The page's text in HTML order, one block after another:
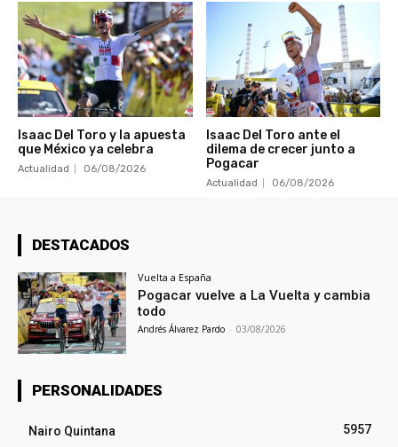
Isaac Del Toro y la apuesta
que México ya celebra
Actualidad 06/08/2026
Isaac Del Toro ante el
dilema de crecer junto a
Pogacar
Actualidad 06/08/2026
DESTACADOS
Vuelta a España
Pogacar vuelve a La Vuelta y cambia
todo
Andrés Álvarez Pardo - 03/08/2026
PERSONALIDADES
Nairo Quintana
5957